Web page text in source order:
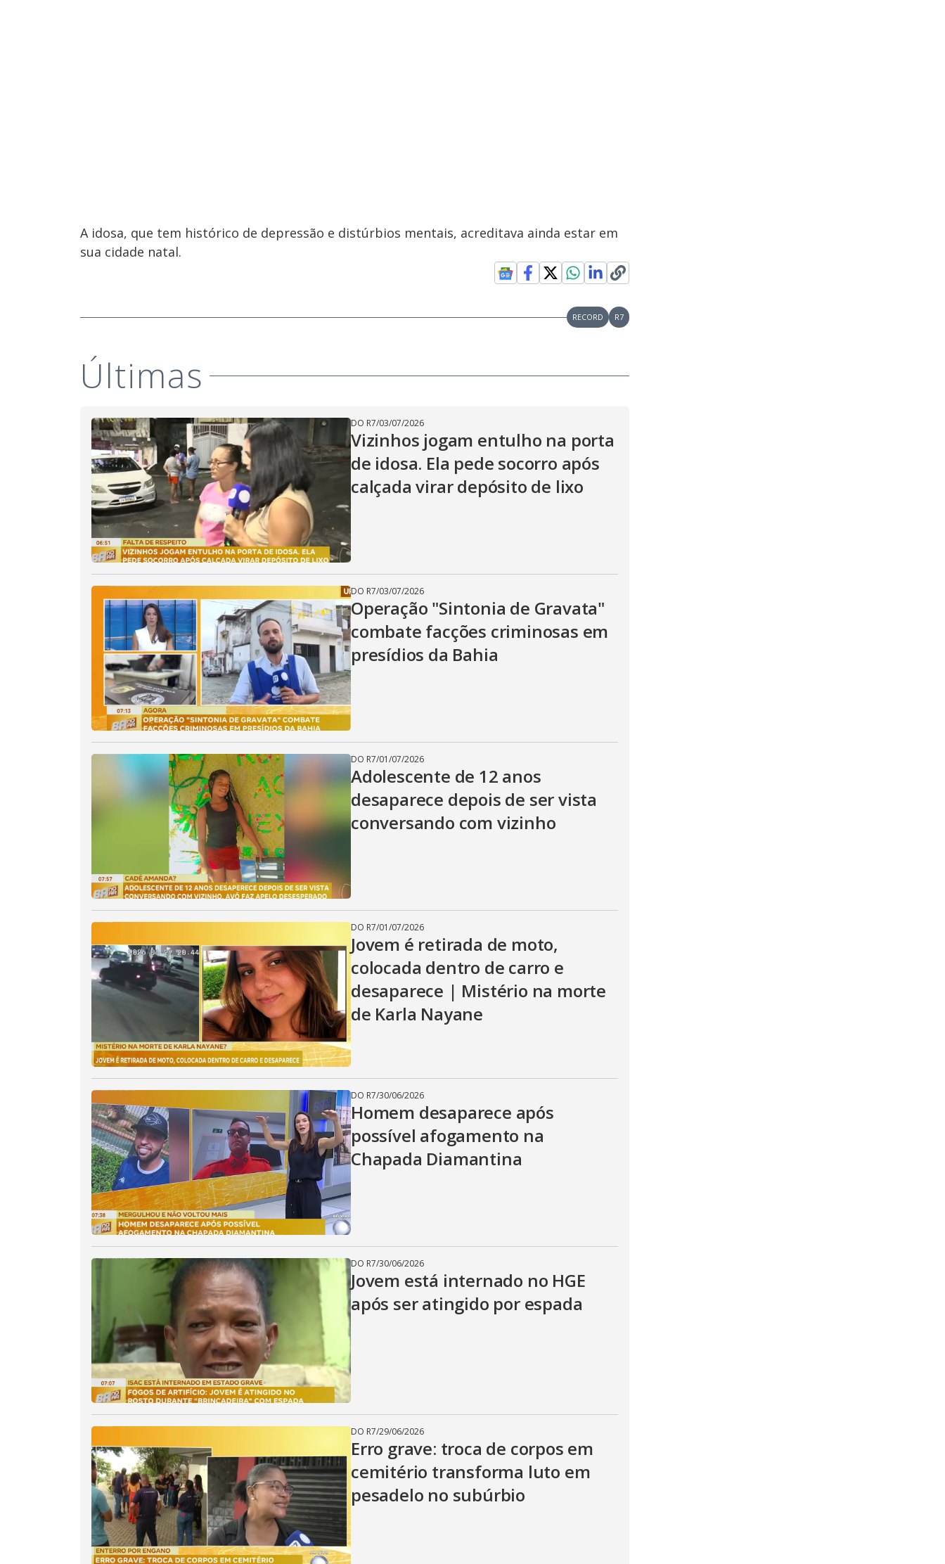
A idosa, que tem histórico de depressão e distúrbios mentais, acreditava ainda estar em
sua cidade natal.
RECORD R7
Últimas
DO R7/03/07/2026
Vizinhos jogam entulho na porta
de idosa. Ela pede socorro após
calçada virar depósito de lixo
DO R7/03/07/2026
Operação "Sintonia de Gravata"
combate facções criminosas em
presídios da Bahia
DO R7/01/07/2026
Adolescente de 12 anos
desaparece depois de ser vista
conversando com vizinho
DO R7/01/07/2026
Jovem é retirada de moto,
colocada dentro de carro e
desaparece | Mistério na morte
de Karla Nayane
DO R7/30/06/2026
Homem desaparece após
possível afogamento na
Chapada Diamantina
DO R7/30/06/2026
Jovem está internado no HGE
após ser atingido por espada
DO R7/29/06/2026
Erro grave: troca de corpos em
cemitério transforma luto em
pesadelo no subúrbio